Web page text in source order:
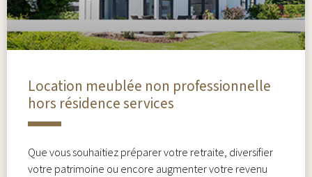
Location meublée non professionnelle
hors résidence services
Que vous souhaitiez préparer votre retraite, diversifier
votre patrimoine ou encore augmenter votre revenu